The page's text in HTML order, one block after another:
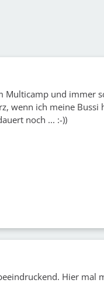
Multicamp und immer
wenn ich meine Bussi
noch ... :-))
Hier mal